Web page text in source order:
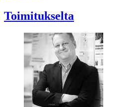
Toimitukselta